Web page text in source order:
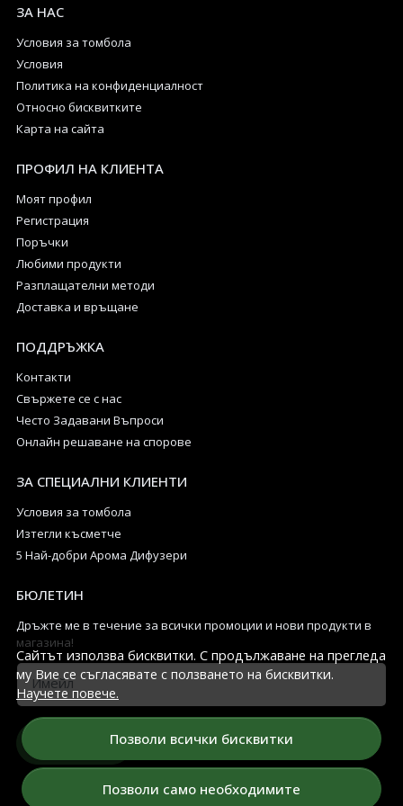
Сайтът използва бисквитки. С продължаване на прегледа
му Вие се съгласявате с ползването на бисквитки.
Научете повече.
Позволи всички бисквитки
Позволи само необходимите
ЗА НАС
Условия за томбола
Условия
Политика на конфиденциалност
Относно бисквитките
Карта на сайта
ПРОФИЛ НА КЛИЕНТА
Моят профил
Регистрация
Поръчки
Любими продукти
Разплащателни методи
Доставка и връщане
ПОДДРЪЖКА
Контакти
Свържете се с нас
Често Задавани Въпроси
Онлайн решаване на спорове
ЗА СПЕЦИАЛНИ КЛИЕНТИ
Условия за томбола
Изтегли късметче
5 Най-добри Арома Дифузери
БЮЛЕТИН
Дръжте ме в течение за всички промоции и нови продукти в
магазина!
Имейл
Абонирай се